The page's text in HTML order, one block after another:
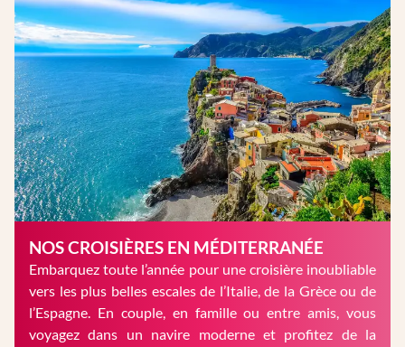
NOS CROISIÈRES EN MÉDITERRANÉE
Embarquez toute l’année pour une croisière inoubliable
vers les plus belles escales de l’Italie, de la Grèce ou de
l’Espagne. En couple, en famille ou entre amis, vous
voyagez dans un navire moderne et profitez de la